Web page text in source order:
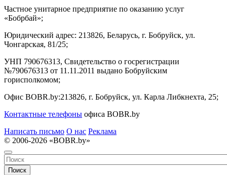
Частное унитарное предприятие по оказанию услуг
«Бобрбай»;
Юридический адрес: 213826, Беларусь, г. Бобруйск, ул.
Чонгарская, 81/25;
УНП 790676313, Свидетельство о госрегистрации
№790676313 от 11.11.2011 выдано Бобруйским
горисполкомом;
Офис BOBR.by:213826, г. Бобруйск, ул. Карла Либкнехта, 25;
Контактные телефоны офиса BOBR.by
Написать письмо О нас Реклама
© 2006-2026 «BOBR.by»
Поиск